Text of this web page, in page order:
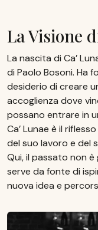
La Visione
La nascita di Ca’
di Paolo Bosoni. Ha
desiderio di creare
accoglienza dove
possano entrare in
Ca’ Lunae è il
del suo lavoro e del
Qui, il passato non
serve da fonte di
nuova idea e